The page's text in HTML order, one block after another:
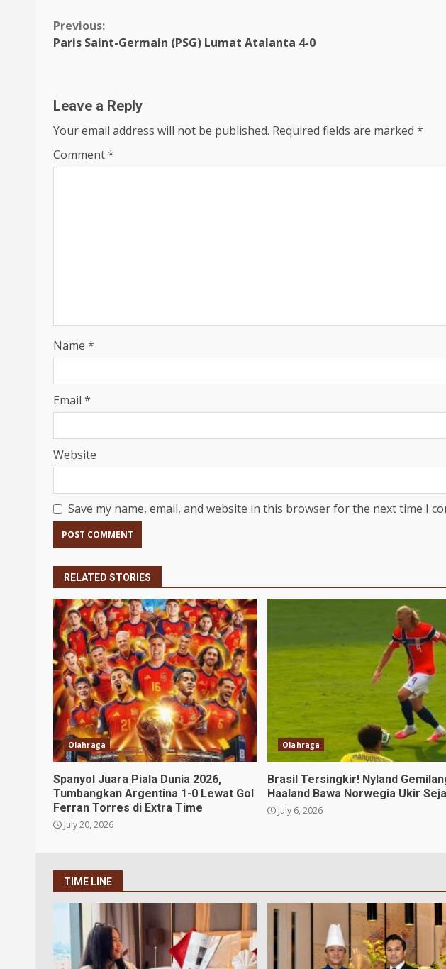
Continue
Previous:
Paris Saint-Germain (PSG) Lumat Atalanta 4-0
Leave a Reply
Your email address will not be published. Required fields are marked *
Comment*
Name *
Email *
Website
Save my name, email, and website in this browser for the next time I
RELATED STORIES
Olahraga
Spanyol Juara Piala Dunia 2026,
Tumbangkan Argentina 1-0 Lewat Gol
Ferran Torres di Extra Time
July 20, 2026
Olahraga
Brasil Tersingkir! Nyland
Haaland Bawa Norwegia Ukir
July 6, 2026
TIME LINE